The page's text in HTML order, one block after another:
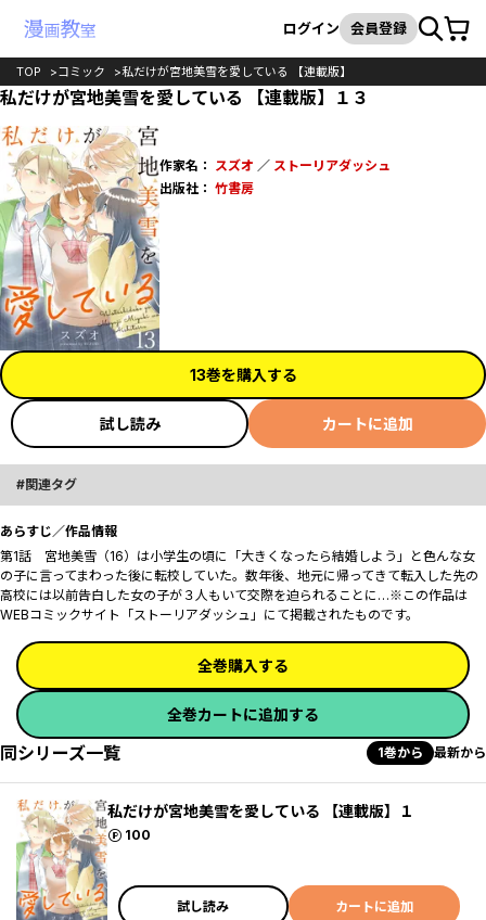
検索
ログイン 会員登録カート
TOP コミック 私だけが宮地美雪を愛している 【連載版】
私だけが宮地美雪を愛している 【連載版】１３
作家名： スズオ ／ ストーリアダッシュ
出版社： 竹書房
13巻を購入する
試し読み カートに追加
関連タグ
あらすじ／作品情報
第1話 宮地美雪（16）は小学生の頃に「大きくなったら結婚しよう」と色んな女
の子に言ってまわった後に転校していた。数年後、地元に帰ってきて転入した先の
高校には以前告白した女の子が３人もいて交際を迫られることに…※この作品は
WEBコミックサイト「ストーリアダッシュ」にて掲載されたものです。
全巻購入する
全巻カートに追加する
同シリーズ一覧 1巻から 最新から
私だけが宮地美雪を愛している 【連載版】１
100
ポイント
試し読み カートに追加